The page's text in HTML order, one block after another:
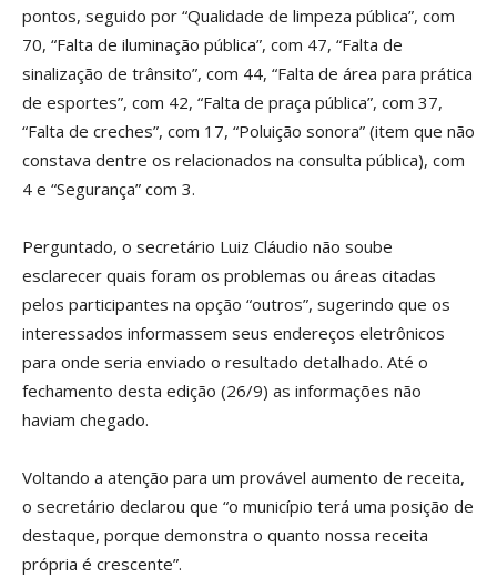
pontos, seguido por “Qualidade de limpeza pública”, com
70, “Falta de iluminação pública”, com 47, “Falta de
sinalização de trânsito”, com 44, “Falta de área para prática
de esportes”, com 42, “Falta de praça pública”, com 37,
“Falta de creches”, com 17, “Poluição sonora” (item que não
constava dentre os relacionados na consulta pública), com
4 e “Segurança” com 3.
Perguntado, o secretário Luiz Cláudio não soube
esclarecer quais foram os problemas ou áreas citadas
pelos participantes na opção “outros”, sugerindo que os
interessados informassem seus endereços eletrônicos
para onde seria enviado o resultado detalhado. Até o
fechamento desta edição (26/9) as informações não
haviam chegado.
Voltando a atenção para um provável aumento de receita,
o secretário declarou que “o município terá uma posição de
destaque, porque demonstra o quanto nossa receita
própria é crescente”.